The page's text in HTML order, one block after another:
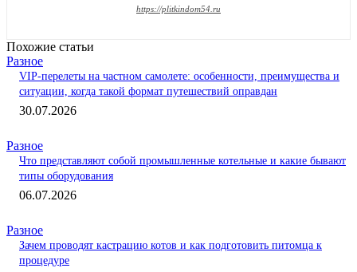
https://plitkindom54.ru
Похожие статьи
Разное
VIP-перелеты на частном самолете: особенности, преимущества и
ситуации, когда такой формат путешествий оправдан
30.07.2026
Разное
Что представляют собой промышленные котельные и какие бывают
типы оборудования
06.07.2026
Разное
Зачем проводят кастрацию котов и как подготовить питомца к
процедуре